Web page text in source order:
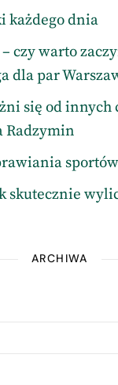
każdego dnia
– czy warto
dla par
się od innych
Radzymin
skutecznie
ARCHIWA